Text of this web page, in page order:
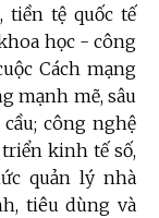
tiền tệ quốc tế
học - công
Cách mạng
mạnh mẽ, sâu
công nghệ
kinh tế số,
quản lý nhà
tiêu dùng và